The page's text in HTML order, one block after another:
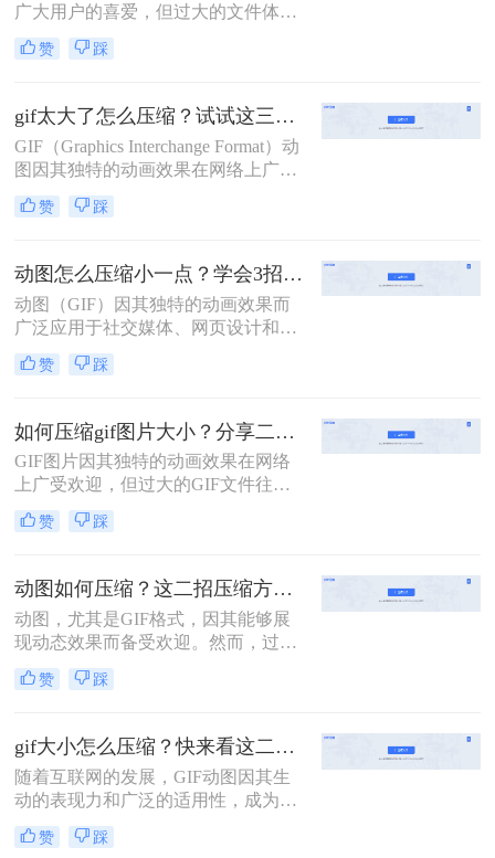
广大用户的喜爱，但过大的文件体积
往往会带来存储和传输上的不便。因
此，压缩GIF动图大小成为了一个常
本文将介绍两种压缩GIF动图大小的
方法。
赞 踩
gif太大了怎么压缩？试试这三种高效压缩方法！
GIF（Graphics Interchange Format）动
图因其独特的动画效果在网络上广泛
应用，但过大的文件体积往往会影响
加载速度和用户体验。因此，对GIF
太大了怎么压缩呢？本文将介绍三种
压缩GIF文件大小的方法。
赞 踩
动图怎么压缩小一点？学会3招搞定压缩gif！
动图（GIF）因其独特的动画效果而
广泛应用于社交媒体、网页设计和广
告宣传等领域。然而，动图文件过大
常常会带来加载缓慢、占用存储空间
呢？本文将介绍三种实用的动图压缩
方法，旨在帮助用户轻松减小动图文
件大小，同时保持较好的图像质量。
赞 踩
如何压缩gif图片大小？分享二个实用压缩方法！
GIF图片因其独特的动画效果在网络
上广受欢迎，但过大的GIF文件往往
会影响加载速度和用户体验。那么如
何压缩gif图片大小呢？为了优化GIF
压缩方法。
赞 踩
动图如何压缩？这二招压缩方法值得看！
动图，尤其是GIF格式，因其能够展
现动态效果而备受欢迎。然而，过大
的动图文件可能会占用较多存储空
间，影响网页加载速度。因此，压缩
何压缩呢？本文将介绍两种动图压缩
的方法。
赞 踩
gif大小怎么压缩？快来看这二个高效压缩方法！
随着互联网的发展，GIF动图因其生
动的表现力和广泛的适用性，成为了
社交媒体、网页设计、即时通讯等多
个领域的宠儿。然而，高质量的GIF
赞 踩